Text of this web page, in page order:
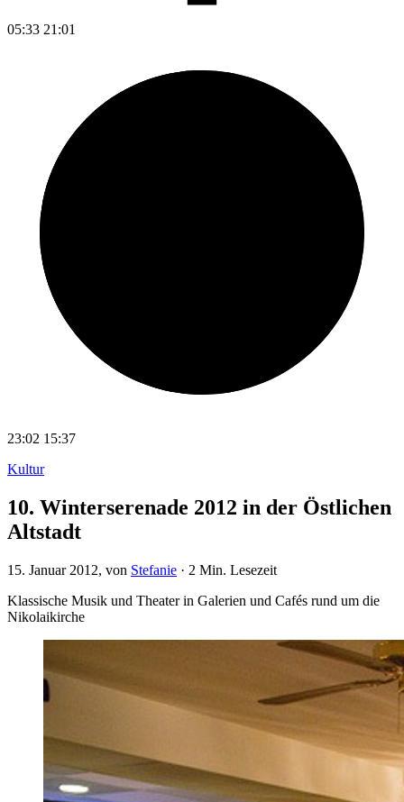
05:33 21:01
23:02 15:37
Kultur
10. Winterserenade 2012 in der Östlichen
Altstadt
15. Januar 2012, von Stefanie · 2 Min. Lesezeit
Klassische Musik und Theater in Galerien und Cafés rund um die
Nikolaikirche